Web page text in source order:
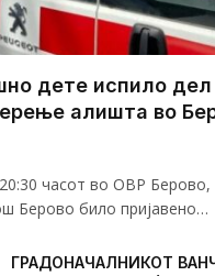
дете испило
алишта во
часот во ОВР
Берово било пријавено…
ГРАДОНАЧАЛНИКОТ